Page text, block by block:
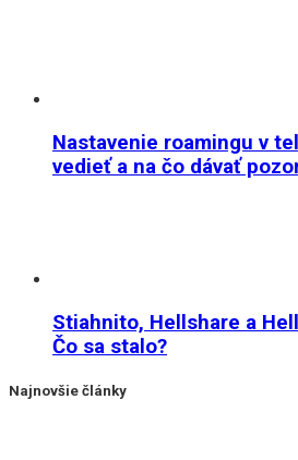
Nastavenie roamingu v
vedieť a na čo dávať
Stiahnito, Hellshare a
Čo sa stalo?
Najnovšie články